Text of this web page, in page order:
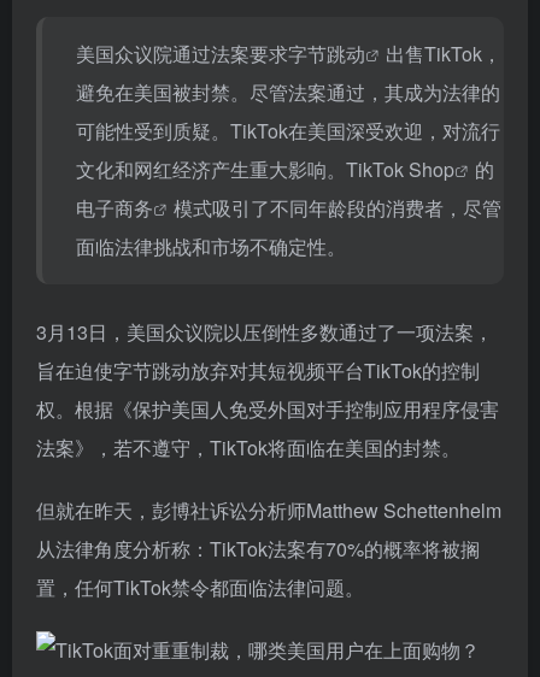
美国众议院通过法案要求字节跳动
出售TikTok，
避免在美国被封禁。尽管法案通过，其成为法律的
可能性受到质疑。TikTok在美国深受欢迎，对流行
文化和网红经济产生重大影响。 TikTok Shop
的
电子商务
模式吸引了不同年龄段的消费者，尽管
面临法律挑战和市场不确定性。
3月13日，美国众议院以压倒性多数通过了一项法案，
旨在迫使字节跳动放弃对其短视频平台TikTok的控制
权。根据《保护美国人免受外国对手控制应用程序侵害
法案》，若不遵守，TikTok将面临在美国的封禁。
但就在昨天，彭博社诉讼分析师Matthew Schettenhelm
从法律角度分析称：TikTok法案有70%的概率将被搁
置，任何TikTok禁令都面临法律问题。